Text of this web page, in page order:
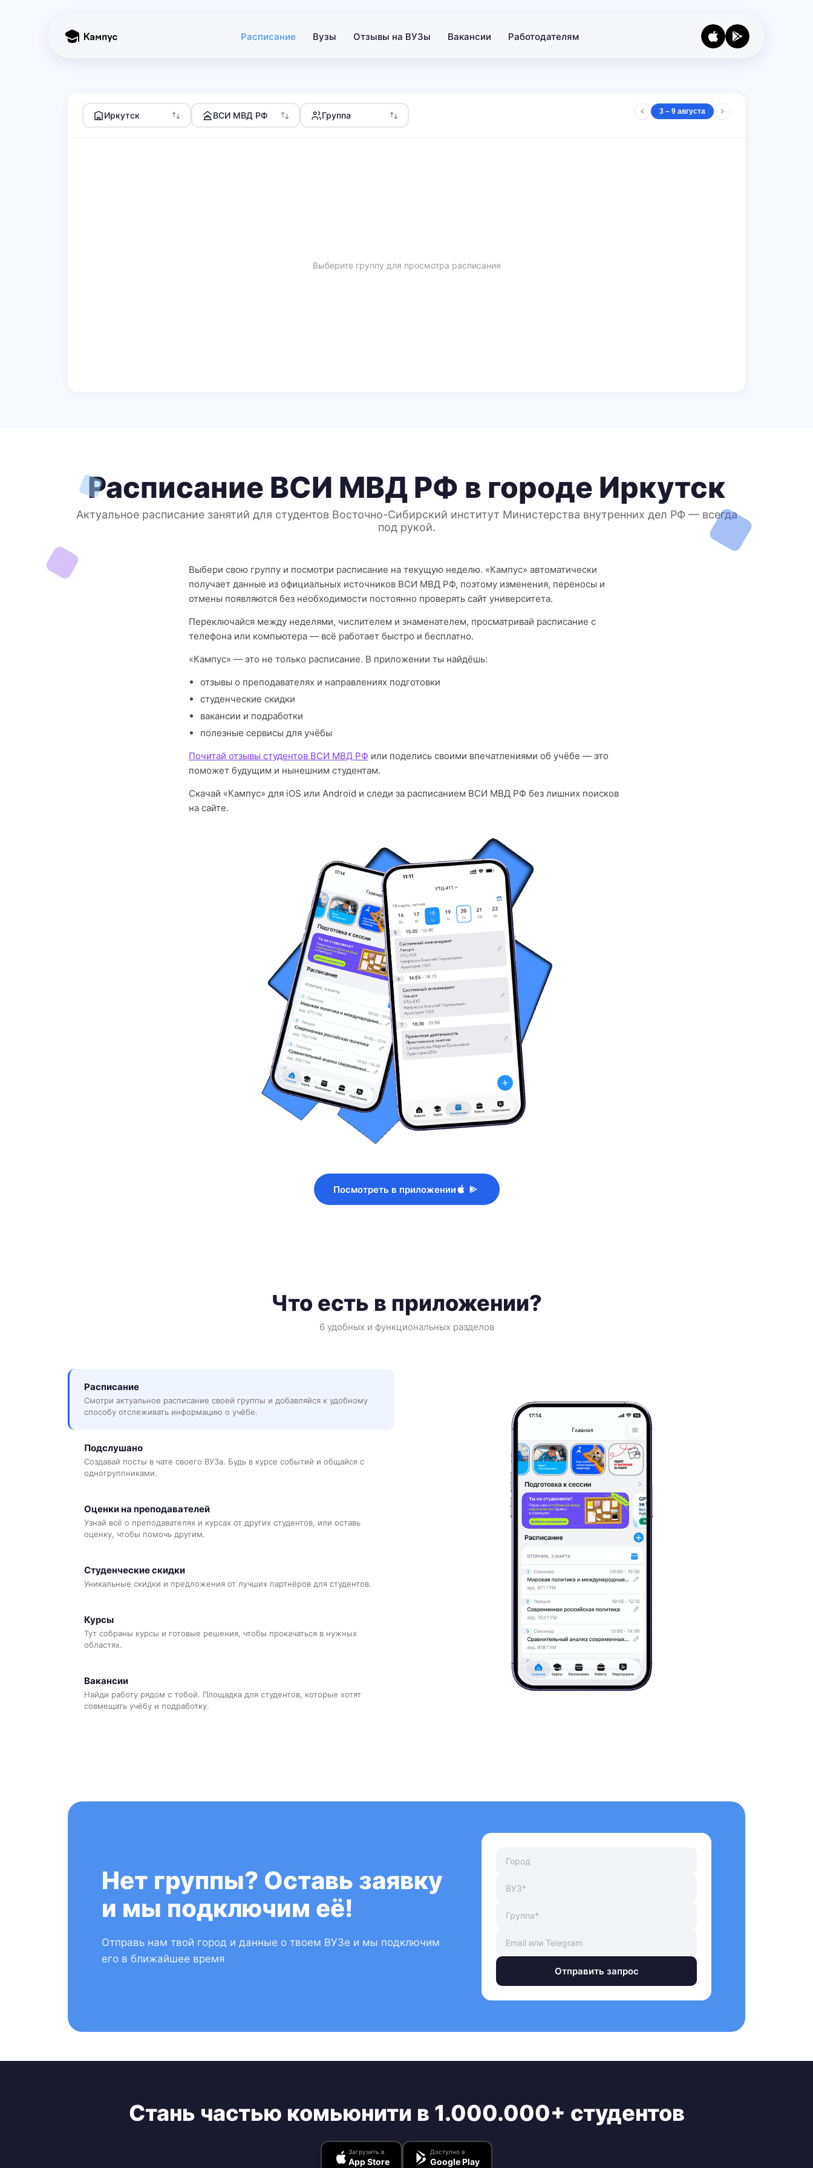
Расписание Вузы Отзывы на ВУЗы Вакансии Работодателям
Иркутск ВСИ МВД РФ Группа 3 – 9 августа
Выберите группу для просмотра расписания
Расписание ВСИ МВД РФ в городе Иркутск
Актуальное расписание занятий для студентов Восточно-Сибирский институт Министерства внутренних дел РФ — всегда
под рукой.
Выбери свою группу и посмотри расписание на текущую неделю. «Кампус» автоматически
получает данные из официальных источников ВСИ МВД РФ, поэтому изменения, переносы и
отмены появляются без необходимости постоянно проверять сайт университета.
Переключайся между неделями, числителем и знаменателем, просматривай расписание с
телефона или компьютера — всё работает быстро и бесплатно.
«Кампус» — это не только расписание. В приложении ты найдёшь:
отзывы о преподавателях и направлениях подготовки
студенческие скидки
вакансии и подработки
полезные сервисы для учёбы
Почитай отзывы студентов ВСИ МВД РФ или поделись своими впечатлениями об учёбе — это
поможет будущим и нынешним студентам.
Скачай «Кампус» для iOS или Android и следи за расписанием ВСИ МВД РФ без лишних поисков
на сайте.
Посмотреть в приложении
Что есть в приложении?
6 удобных и функциональных разделов
Расписание
Смотри актуальное расписание своей группы и добавляйся к удобному
способу отслеживать информацию о учёбе.
Подслушано
Создавай посты в чате своего ВУЗа. Будь в курсе событий и общайся с
одногруппниками.
Оценки на преподавателей
Узнай всё о преподавателях и курсах от других студентов, или оставь
оценку, чтобы помочь другим.
Студенческие скидки
Уникальные скидки и предложения от лучших партнёров для студентов.
Курсы
Тут собраны курсы и готовые решения, чтобы прокачаться в нужных
областях.
Вакансии
Найди работу рядом с тобой. Площадка для студентов, которые хотят
совмещать учёбу и подработку.
Нет группы? Оставь заявку
и мы подключим её!
Отправь нам твой город и данные о твоем ВУЗе и мы подключим
его в ближайшее время
Отправить запрос
Стань частью комьюнити в 1.000.000+ студентов
Загрузить в
App Store
Доступно в
Google Play